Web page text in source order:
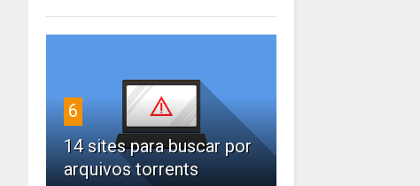
6
14 sites para buscar por
arquivos torrents